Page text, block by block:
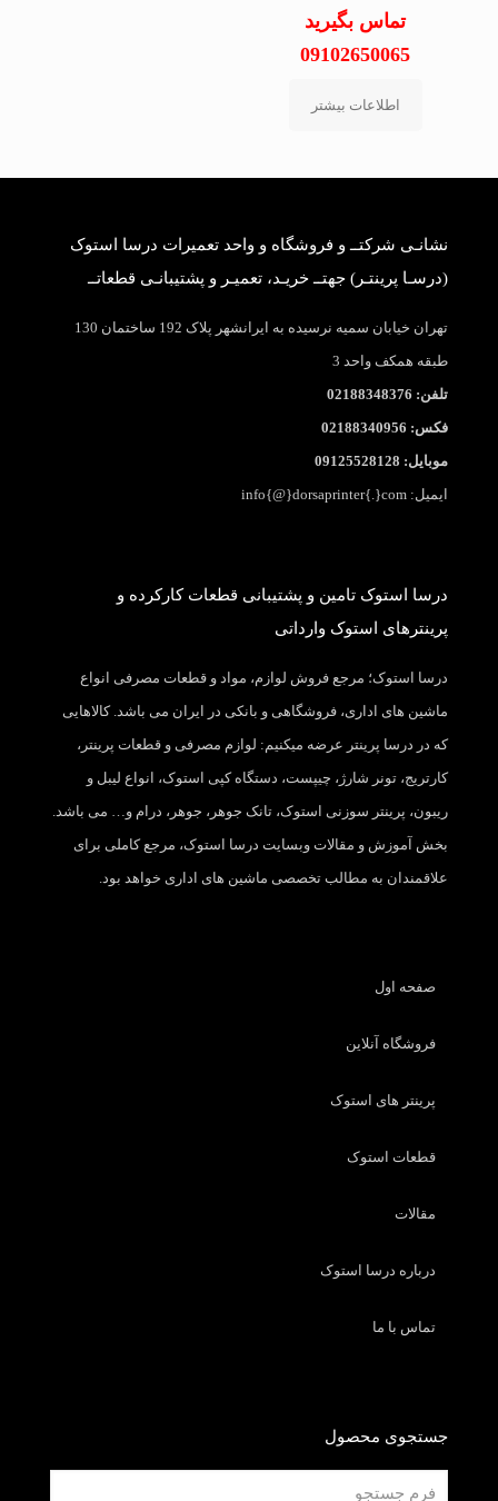
تماس بگیرید
09102650065
اطلاعات بیشتر
نشانـی شرکتــ و فروشگاه و واحد تعمیرات درسا استوک
(درسـا پرینتـر) جهتــ خریـد، تعمیـر و پشتیبانـی قطعاتــ
تهران خیابان سمیه نرسیده به ایرانشهر پلاک 192 ساختمان 130
طبقه همکف واحد 3
تلفن: 02188348376
فکس: 02188340956
موبایل: 09125528128
ایمیل: info{@}dorsaprinter{.}com
درسا استوک تامین و پشتیبانی قطعات کارکرده و
پرینترهای استوک وارداتی
درسا استوک؛ مرجع فروش لوازم، مواد و قطعات مصرفی انواع
ماشین های اداری، فروشگاهی و بانکی در ایران می باشد. کالاهایی
که در درسا پرینتر عرضه میکنیم: لوازم مصرفی و قطعات پرینتر،
کارتریج، تونر شارژ، چیپست، دستگاه کپی استوک، انواع لیبل و
ریبون، پرینتر سوزنی استوک، تانک جوهر، جوهر، درام و… می باشد.
بخش آموزش و مقالات وبسایت درسا استوک، مرجع کاملی برای
علاقمندان به مطالب تخصصی ماشین های اداری خواهد بود.
صفحه اول
فروشگاه آنلاین
پرینتر های استوک
قطعات استوک
مقالات
درباره درسا استوک
تماس با ما
جستجوی محصول